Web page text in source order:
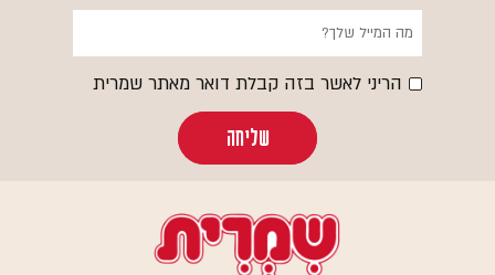
שאלות ותשובות
הריני לאשר בזה קבלת דואר מאתר שמרית
שליחה